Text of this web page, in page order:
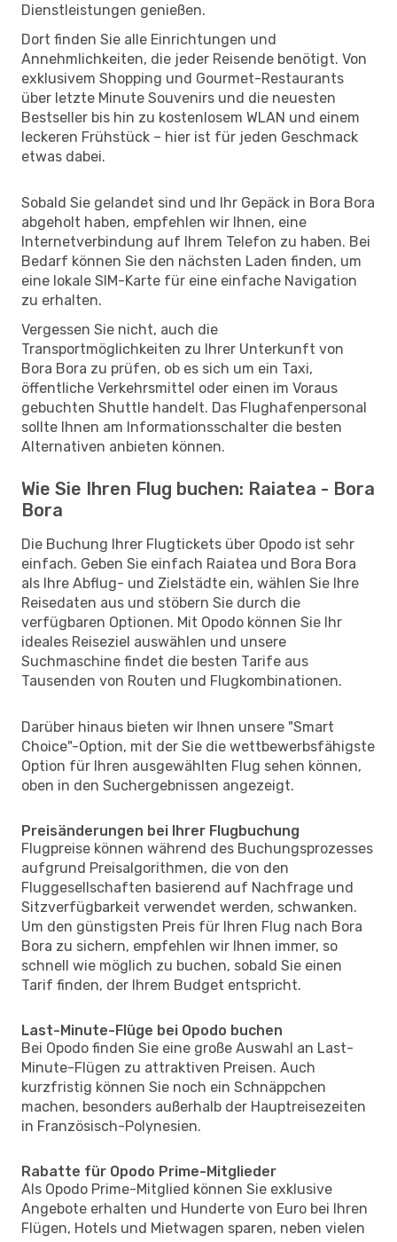
Dienstleistungen genießen.
Dort finden Sie alle Einrichtungen und
Annehmlichkeiten, die jeder Reisende benötigt. Von
exklusivem Shopping und Gourmet-Restaurants
über letzte Minute Souvenirs und die neuesten
Bestseller bis hin zu kostenlosem WLAN und einem
leckeren Frühstück – hier ist für jeden Geschmack
etwas dabei.
Sobald Sie gelandet sind und Ihr Gepäck in Bora Bora
abgeholt haben, empfehlen wir Ihnen, eine
Internetverbindung auf Ihrem Telefon zu haben. Bei
Bedarf können Sie den nächsten Laden finden, um
eine lokale SIM-Karte für eine einfache Navigation
zu erhalten.
Vergessen Sie nicht, auch die
Transportmöglichkeiten zu Ihrer Unterkunft von
Bora Bora zu prüfen, ob es sich um ein Taxi,
öffentliche Verkehrsmittel oder einen im Voraus
gebuchten Shuttle handelt. Das Flughafenpersonal
sollte Ihnen am Informationsschalter die besten
Alternativen anbieten können.
Wie Sie Ihren Flug buchen: Raiatea - Bora
Bora
Die Buchung Ihrer Flugtickets über Opodo ist sehr
einfach. Geben Sie einfach Raiatea und Bora Bora
als Ihre Abflug- und Zielstädte ein, wählen Sie Ihre
Reisedaten aus und stöbern Sie durch die
verfügbaren Optionen. Mit Opodo können Sie Ihr
ideales Reiseziel auswählen und unsere
Suchmaschine findet die besten Tarife aus
Tausenden von Routen und Flugkombinationen.
Darüber hinaus bieten wir Ihnen unsere "Smart
Choice"-Option, mit der Sie die wettbewerbsfähigste
Option für Ihren ausgewählten Flug sehen können,
oben in den Suchergebnissen angezeigt.
Preisänderungen bei Ihrer Flugbuchung
Flugpreise können während des Buchungsprozesses
aufgrund Preisalgorithmen, die von den
Fluggesellschaften basierend auf Nachfrage und
Sitzverfügbarkeit verwendet werden, schwanken.
Um den günstigsten Preis für Ihren Flug nach Bora
Bora zu sichern, empfehlen wir Ihnen immer, so
schnell wie möglich zu buchen, sobald Sie einen
Tarif finden, der Ihrem Budget entspricht.
Last-Minute-Flüge bei Opodo buchen
Bei Opodo finden Sie eine große Auswahl an Last-
Minute-Flügen zu attraktiven Preisen. Auch
kurzfristig können Sie noch ein Schnäppchen
machen, besonders außerhalb der Hauptreisezeiten
in Französisch-Polynesien.
Rabatte für Opodo Prime-Mitglieder
Als Opodo Prime-Mitglied können Sie exklusive
Angebote erhalten und Hunderte von Euro bei Ihren
Flügen, Hotels und Mietwagen sparen, neben vielen